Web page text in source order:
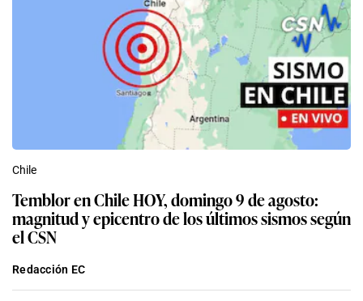
Chile
Temblor en Chile HOY, domingo 9 de agosto:
magnitud y epicentro de los últimos sismos según
el CSN
Redacción EC